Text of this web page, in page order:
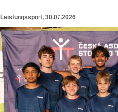
Leistungssport, 30.07.2026